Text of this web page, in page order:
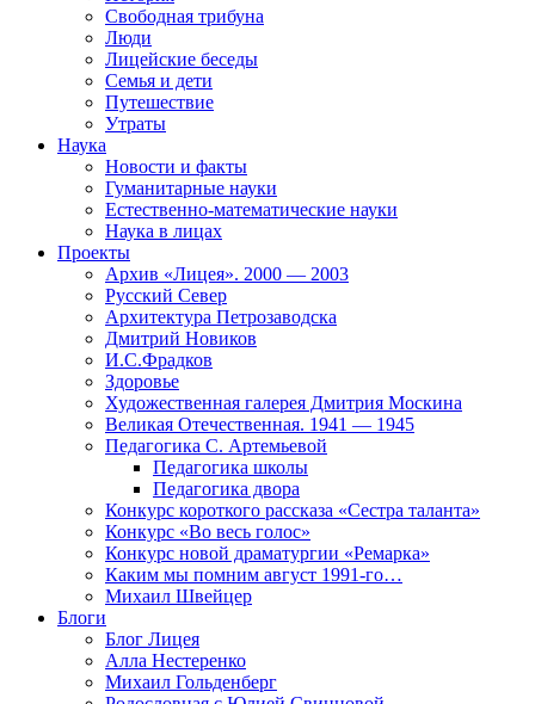
Свободная трибуна
Люди
Лицейские беседы
Семья и дети
Путешествие
Утраты
Наука
Новости и факты
Гуманитарные науки
Естественно-математические науки
Наука в лицах
Проекты
Архив «Лицея». 2000 — 2003
Русский Север
Архитектура Петрозаводска
Дмитрий Новиков
И.С.Фрадков
Здоровье
Художественная галерея Дмитрия Москина
Великая Отечественная. 1941 — 1945
Педагогика С. Артемьевой
Педагогика школы
Педагогика двора
Конкурс короткого рассказа «Сестра таланта»
Конкурс «Во весь голос»
Конкурс новой драматургии «Ремарка»
Каким мы помним август 1991-го…
Михаил Швейцер
Блоги
Блог Лицея
Алла Нестеренко
Михаил Гольденберг